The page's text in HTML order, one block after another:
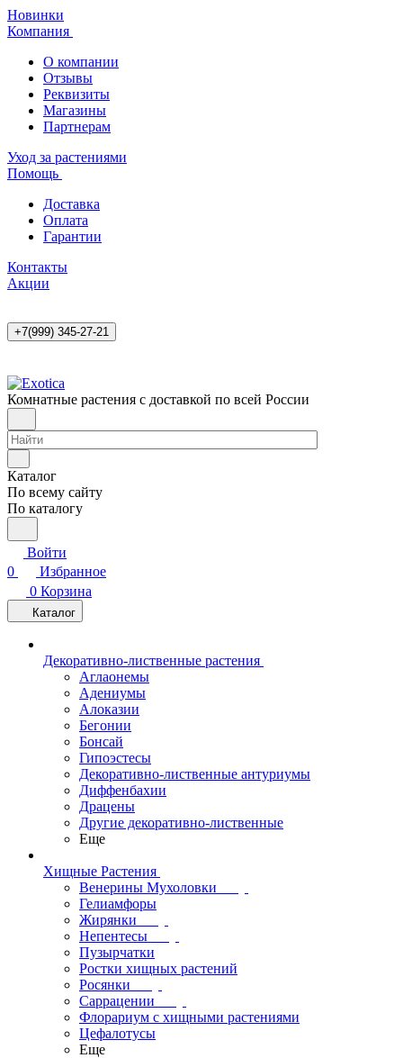
Новинки
Компания
О компании
Отзывы
Реквизиты
Магазины
Партнерам
Уход за растениями
Помощь
Доставка
Оплата
Гарантии
Контакты
Акции
+7(999) 345-27-21
Комнатные растения с доставкой по всей России
Каталог
По всему сайту
По каталогу
Войти
0
Избранное
0 Корзина
Каталог
Декоративно-лиственные растения
Аглаонемы
Адениумы
Алоказии
Бегонии
Бонсай
Гипоэстесы
Декоративно-лиственные антуриумы
Диффенбахии
Драцены
Другие декоративно-лиственные
Еще
Хищные Растения
Венерины Мухоловки
Гелиамфоры
Жирянки
Непентесы
Пузырчатки
Ростки хищных растений
Росянки
Саррацении
Флорариум с хищными растениями
Цефалотусы
Еще